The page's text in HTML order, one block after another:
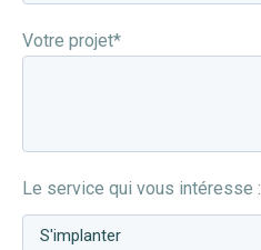
Votre projet*
Le service qui vous intéresse :